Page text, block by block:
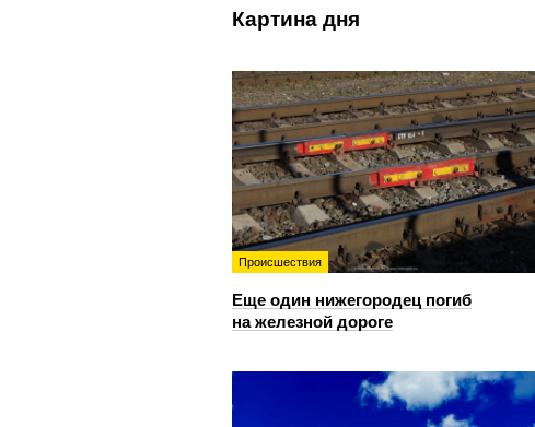
Картина дня
Происшествия
Еще один нижегородец погиб
на железной дороге